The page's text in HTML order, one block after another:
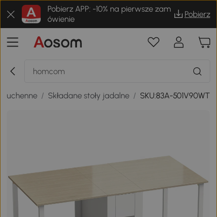
Pobierz APP: -10% na pierwsze zam
ówienie
Pobierz
kuchenne / Składane stoły jadalne / SKU:83A-501V90WT